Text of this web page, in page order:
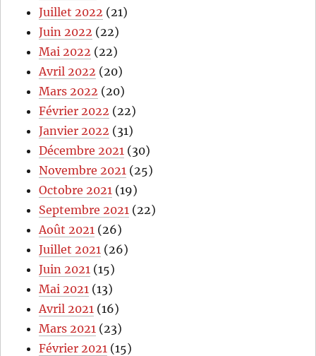
Juillet 2022 (21)
Juin 2022 (22)
Mai 2022 (22)
Avril 2022 (20)
Mars 2022 (20)
Février 2022 (22)
Janvier 2022 (31)
Décembre 2021 (30)
Novembre 2021 (25)
Octobre 2021 (19)
Septembre 2021 (22)
Août 2021 (26)
Juillet 2021 (26)
Juin 2021 (15)
Mai 2021 (13)
Avril 2021 (16)
Mars 2021 (23)
Février 2021 (15)